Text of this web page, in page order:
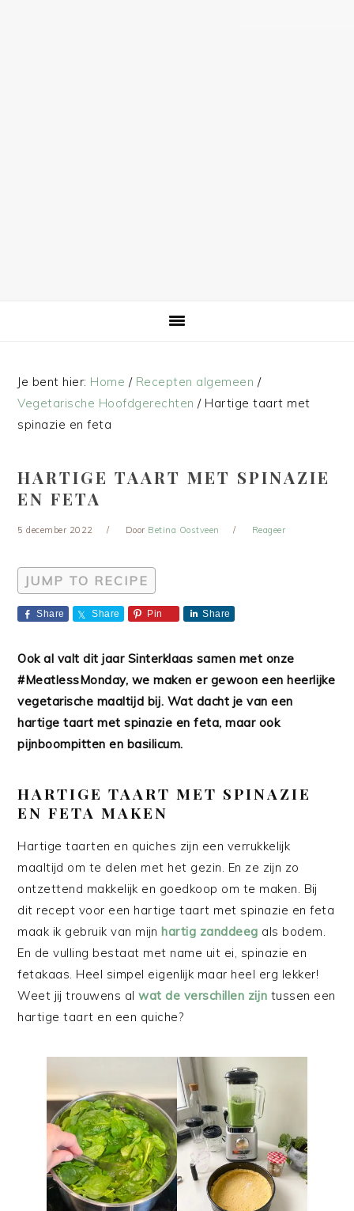
Je bent hier: Home / Recepten algemeen /
Vegetarische Hoofdgerechten /Hartige taart met
spinazie en feta
HARTIGE TAART MET SPINAZIE
EN FETA
5 december 2022 Door Betina Oostveen Reageer
JUMP TO RECIPE
Share Share Pin Share
Ook al valt dit jaar Sinterklaas samen met onze
#MeatlessMonday, we maken er gewoon een heerlijke
vegetarische maaltijd bij. Wat dacht je van een
hartige taart met spinazie en feta, maar ook
pijnboompitten en basilicum.
HARTIGE TAART MET SPINAZIE
EN FETA MAKEN
Hartige taarten en quiches zijn een verrukkelijk
maaltijd om te delen met het gezin. En ze zijn zo
ontzettend makkelijk en goedkoop om te maken. Bij
dit recept voor een hartige taart met spinazie en feta
maak ik gebruik van mijnhartig zanddeeg als bodem.
En de vulling bestaat met name uit ei, spinazie en
fetakaas. Heel simpel eigenlijk maar heel erg lekker!
Weet jij trouwens alwat de verschillen zijn tussen een
hartige taart en een quiche?